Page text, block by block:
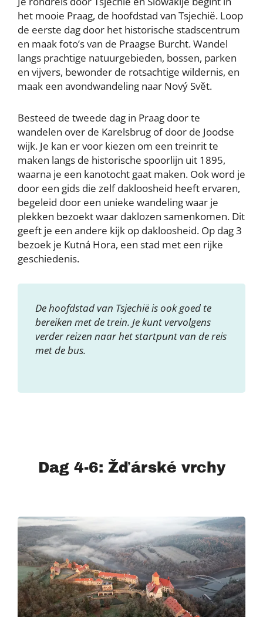
het mooie Praag, de hoofdstad van Tsjechië. Loop
de eerste dag door het historische stadscentrum
en maak foto’s van de Praagse Burcht. Wandel
langs prachtige natuurgebieden, bossen, parken
en vijvers, bewonder de rotsachtige wildernis, en
maak een avondwandeling naar Nový Svět.
Besteed de tweede dag in Praag door te
wandelen over de Karelsbrug of door de Joodse
wijk. Je kan er voor kiezen om een treinrit te
maken langs de historische spoorlijn uit 1895,
waarna je een kanotocht gaat maken. Ook word je
door een gids die zelf dakloosheid heeft ervaren,
begeleid door een unieke wandeling waar je
plekken bezoekt waar daklozen samenkomen. Dit
geeft je een andere kijk op dakloosheid. Op dag 3
bezoek je Kutná Hora, een stad met een rijke
geschiedenis.
De hoofdstad van Tsjechië is ook goed te
bereiken met de trein. Je kunt vervolgens
verder reizen naar het startpunt van de reis
met de bus.
Dag 4-6: Žďárské vrchy